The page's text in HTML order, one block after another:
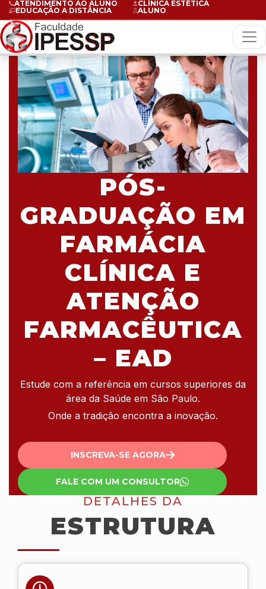
ATENDIMENTO AO ALUNO
CLÍNICA ESTÉTICA
EDUCAÇÃO A DISTÂNCIA
ALUNO
PÓS-
GRADUAÇÃO EM
FARMÁCIA
CLÍNICA E
ATENÇÃO
FARMACÊUTICA
– EAD
Estude com a referência em cursos superiores da
área da Saúde em São Paulo.
Onde a tradição encontra a inovação.
INSCREVA-SE AGORA
FALE COM UM CONSULTOR
DETALHES DA
ESTRUTURA